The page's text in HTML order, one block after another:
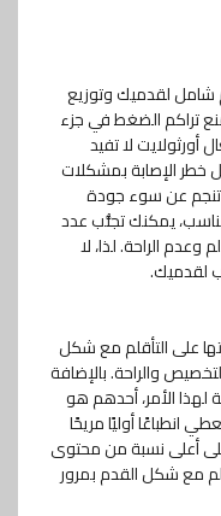
شامل لقدميك وتوزيع
تراكم الضغط في جزء
أورثولايت لا تفيد
خطر الإصابة بمشكلات
تنجم عن سوء جودة
يمكنك تجنُّب عدد
الراحة. لذا، لا
لقدميك.
على التأقلم مع شكل
والراحة. بالإضافة
لهذا الأمر، أحدهم هو
انطباعًا أوليًا مريحًا
على أعلى نسبة من محتوى
مع شكل القدم بمرور